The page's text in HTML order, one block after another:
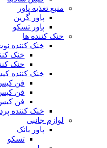
منبع تغذیه‌ پاور
پاور گرین
پاور تسکو
خنک کننده ها
خنک کننده
خنک
خنک
خنک کننده
فن
فن
فن
خنک کننده
لوازم جانبی
پاور بانک
تسکو